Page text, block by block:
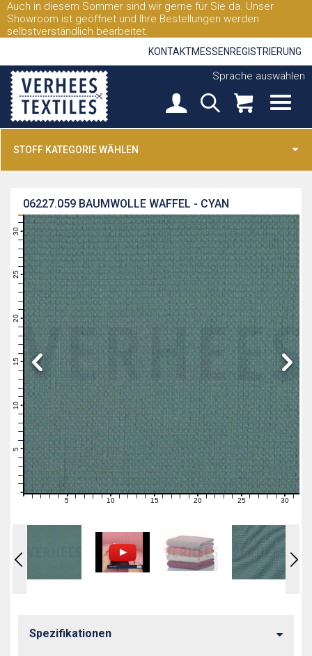
Auch in diesem Sommer sind wir gerne für Sie da. Unser
Showroom ist geöffnet und Ihre Bestellungen werden
selbstverständlich bearbeitet.
KONTAKTMESSEN REGISTRIERUNG
Sprache auswählen
STOFF KATEGORIE WÄHLEN
BAUMWOLLE WAFFEL - CYAN
06227.059
11
12
16
17
19
20
21
24
25
26
28
29
30
31
1 2 3 4 5 6 7 89 10 1112131415161718192021222324 25 2627282930 31
Spezifikationen